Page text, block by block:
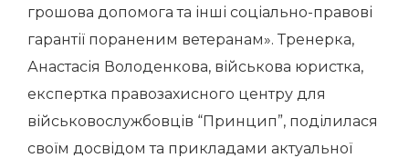
грошова допомога та інші соціально-правові
гарантії пораненим ветеранам». Тренерка,
Анастасія Володенкова, військова юристка,
експертка правозахисного центру для
військовослужбовців “Принцип”, поділилася
своїм досвідом та прикладами актуальної